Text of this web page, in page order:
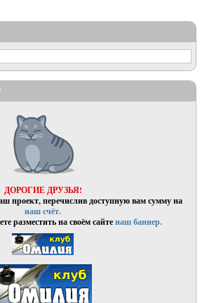
ДОРОГИЕ ДРУЗЬЯ!
проект, перечислив доступную вам сумму на
наш счёт.
разместить на своём сайтенаш баннер.